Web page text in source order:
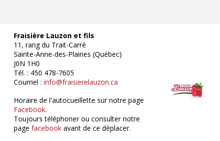
Fraisière Lauzon et fils
11, rang du Trait-Carré
Sainte-Anne-des-Plaines (Québec)
J0N 1H0
Tél. : 450 478-7605
Courriel : info@fraisierelauzon.ca
Horaire de l'autocueillette sur notre page
Facebook.
Toujours téléphoner ou consulter notre
page facebook avant de ce déplacer.